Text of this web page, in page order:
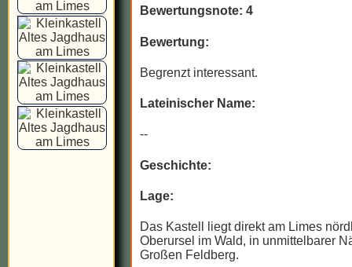
Bewertungsnote: 4
Bewertung:
Begrenzt interessant.
Lateinischer Name:
--
Geschichte:
Lage:
Das Kastell liegt direkt am Limes
Oberursel im Wald, in unmittelbarer
Großen Feldberg.